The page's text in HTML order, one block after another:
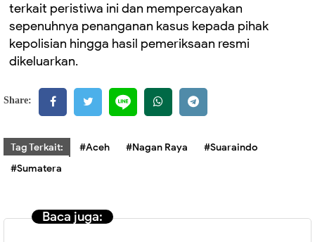
terkait peristiwa ini dan mempercayakan
sepenuhnya penanganan kasus kepada pihak
kepolisian hingga hasil pemeriksaan resmi
dikeluarkan.
Share:
Tag Terkait: #Aceh #Nagan Raya
#Suaraindo
#Sumatera
Baca juga: